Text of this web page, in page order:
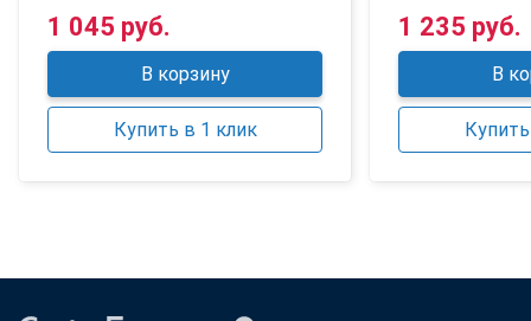
1 045 руб.
В корзину
Купить в 1 клик
1 235 руб.
В